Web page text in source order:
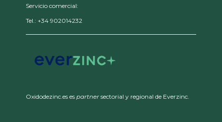
Servicio comercial:
Tel.: +34 902014232
Oxidodezinc.es espartnersectorial y regional de Everzinc.